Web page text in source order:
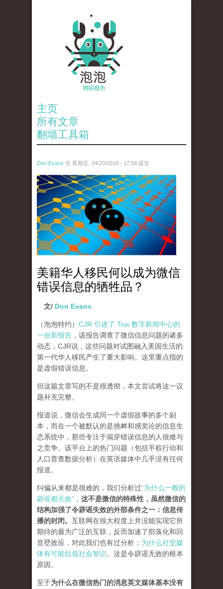
主页
所有文章
翻墙工具箱
Don Evans 在 星期五, 04/20/2018 - 17:58 提交
wechatimg19.jpeg
美籍华人移民何以成为微信
错误信息的牺牲品？
文/ Don Evans
（泡泡特约） CJR 引述了 Tow 数字新闻中心的
一份新报告 ，该报告调查了微信信息问题的诸多
动态，CJR说，这些问题对试图融入美国生活的
第一代华人移民产生了重大影响。这里重点指的
是虚假错误信息。
但这篇文章写的不是很透彻，本文尝试将这一议
题补充完整。
报道说，微信会生成同一个虚假故事的多个副
本，而在一个被默认的是挑衅和感觉论的信息生
态系统中，那些专注于揭穿错误信息的人很难与
之竞争。该平台上的热门问题（包括平权行动和
人口普查数据分析）在英语媒体中几乎没有任何
报道。
纠偏从来都是很难的，我们分析过“为什么一般的
辟谣都无效” ， 这不是微信的特殊性，虽然微信的
结构加强了令辟谣失效的外部条件之一：信息传
播的封闭。 互联网在很大程度上并没能实现它所
期待的最为广泛的互联，反而加速了部落化和回
音壁效应，对此我们也有过分析： 为什么社交媒
体有可能拉低社会智识。这是令辟谣无效的根本
原因。
至于为什么在微信热门的消息英文媒体基本没有